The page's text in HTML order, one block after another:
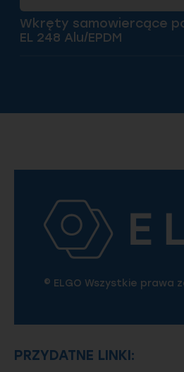
Wkręty samowiercące
EL 248 Alu/EPDM
© ELGO Wszystkie prawa
PRZYDATNE LINKI: